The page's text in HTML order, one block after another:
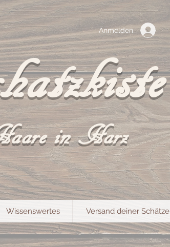
Anmelden
in Harz
Wissenswertes Versand deiner Schätze